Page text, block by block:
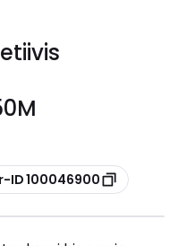
ID 100046900